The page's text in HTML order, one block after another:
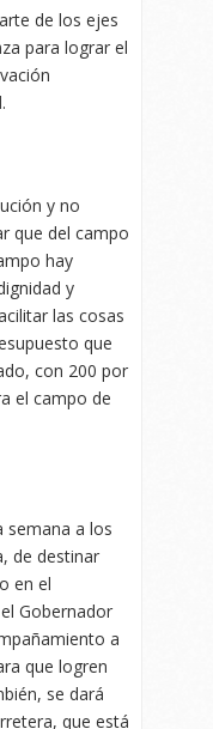
de los ejes
para lograr el
y no
que del campo
hay
y
las cosas
que
con 200 por
el campo de
semana a los
de destinar
en el
Gobernador
a
que logren
se dará
que está